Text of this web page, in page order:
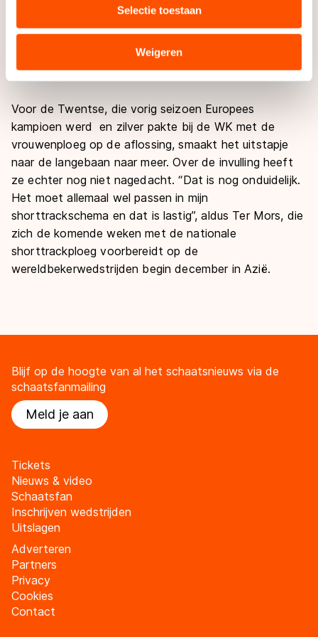
combineren met andere gegevens die u aan hen heeft
verstrekt of die zij hebben verzameld via hun services.
Sommige partners kunnen gegevens doorgeven aan
landen buiten de EU, zoals de VS, waar mogelijk geen
adequaat beschermingsniveau geldt volgens de GDPR.
overdracht. Meer informatie vindt u in ons
cookiebeleid
Selectie toestaan
Weigeren
het NK een mooie ervaring. “Er is meer aandacht voor
publiek ben ik niet bekend, maar mijn ploeggenoten
heb ik wel gehoord. Het is leuk dat ze mij hier komen
aanmoedigen.”
Voor de Twentse, die vorig seizoen Europees
kampioen werd en zilver pakte bij de WK met de
vrouwenploeg op de aflossing, smaakt het uitstapje
naar de langebaan naar meer. Over de invulling heeft
ze echter nog niet nagedacht. “Dat is nog onduidelijk.
Het moet allemaal wel passen in mijn
shorttrackschema en dat is lastig”, aldus Ter Mors, die
zich de komende weken met de nationale
shorttrackploeg voorbereidt op de
wereldbekerwedstrijden begin december in Azië.
Blijf op de hoogte van al het schaatsnieuws via de
schaatsfanmailing
Meld je aan
Tickets
Nieuws & video
Schaatsfan
Inschrijven wedstrijden
Uitslagen
Adverteren
Partners
Privacy
Cookies
Contact